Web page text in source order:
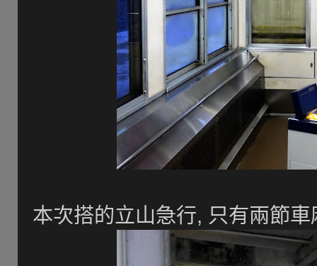
本次搭的立山急行, 只有兩節車